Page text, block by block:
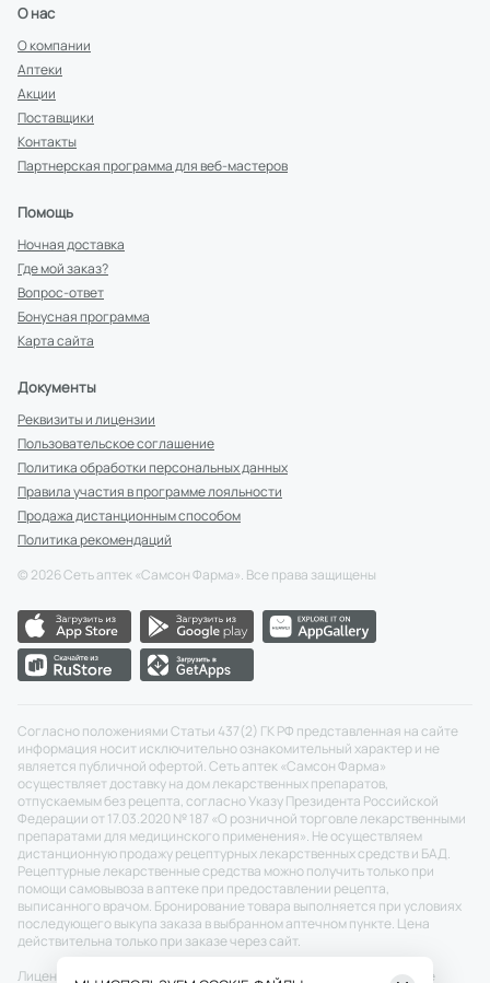
О нас
О компании
Аптеки
Акции
Поставщики
Контакты
Партнерская программа для веб-мастеров
Помощь
Ночная доставка
Где мой заказ?
Вопрос-ответ
Бонусная программа
Карта сайта
Документы
Реквизиты и лицензии
Пользовательское соглашение
Политика обработки персональных данных
Правила участия в программе лояльности
Продажа дистанционным способом
Политика рекомендаций
© 2026Сеть аптек «Самсон Фарма». Все права защищены
Согласно положениями Статьи 437(2) ГК РФ представленная на сайте
информация носит исключительно ознакомительный характер и не
является публичной офертой. Сеть аптек «Самсон Фарма»
осуществляет доставку на дом лекарственных препаратов,
отпускаемым без рецепта, согласно Указу Президента Российской
Федерации от 17.03.2020 № 187 «О розничной торговле лекарственными
препаратами для медицинского применения». Не осуществляем
дистанционную продажу рецептурных лекарственных средств и БАД.
Рецептурные лекарственные средства можно получить только при
помощи самовывоза в аптеке при предоставлении рецепта,
выписанного врачом. Бронирование товара выполняется при условиях
последующего выкупа заказа в выбранном аптечном пункте. Цена
действительна только при заказе через сайт.
Лицензия №: ЛО-77-02-011343 от 22.12.2020 г.
Разрешение